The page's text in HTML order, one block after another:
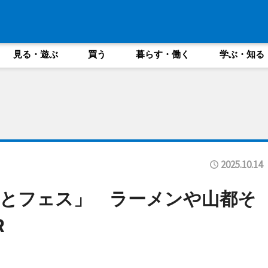
見る・遊ぶ 買う 暮らす・働く 学ぶ・知る
2025.10.14
フェス」 ラーメンや山都そ